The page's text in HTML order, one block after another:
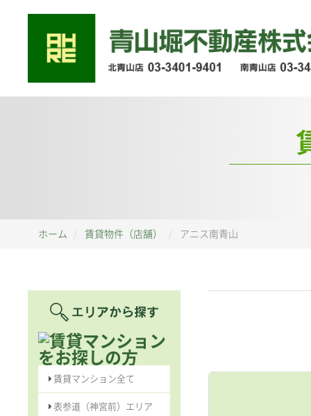
ホーム 賃貸物件（店舗） アニス南青山
賃貸マンション全て
表参道（神宮前）エリア